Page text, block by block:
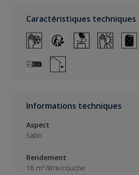
Caractéristiques techniques
Informations techniques
Aspect
Satin
Rendement
16 m²/litre/couche